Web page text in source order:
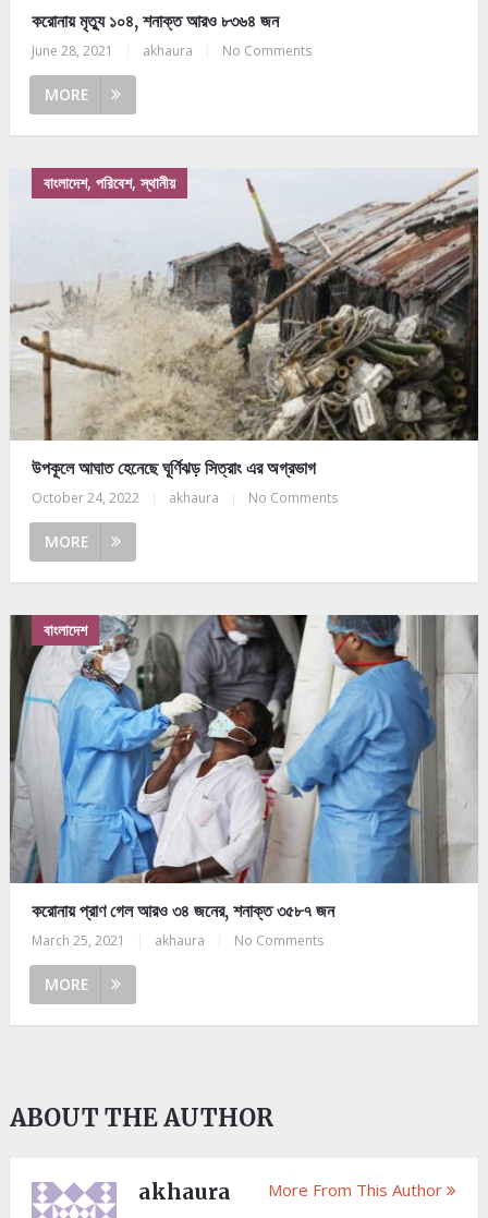
করোনায় মৃত্যু ১০৪, শনাক্ত আরও ৮৩৬৪ জন
June 28, 2021 akhaura No Comments
MORE
বাংলাদেশ, পরিবেশ, স্থানীয়
উপকূলে আঘাত হেনেছে ঘূর্ণিঝড় সিত্রাং এর অগ্রভাগ
October 24, 2022 akhaura No Comments
MORE
বাংলাদেশ
করোনায় প্রাণ গেল আরও ৩৪ জনের, শনাক্ত ৩৫৮৭ জন
March 25, 2021 akhaura No Comments
MORE
ABOUT THE AUTHOR
akhaura More From This Author